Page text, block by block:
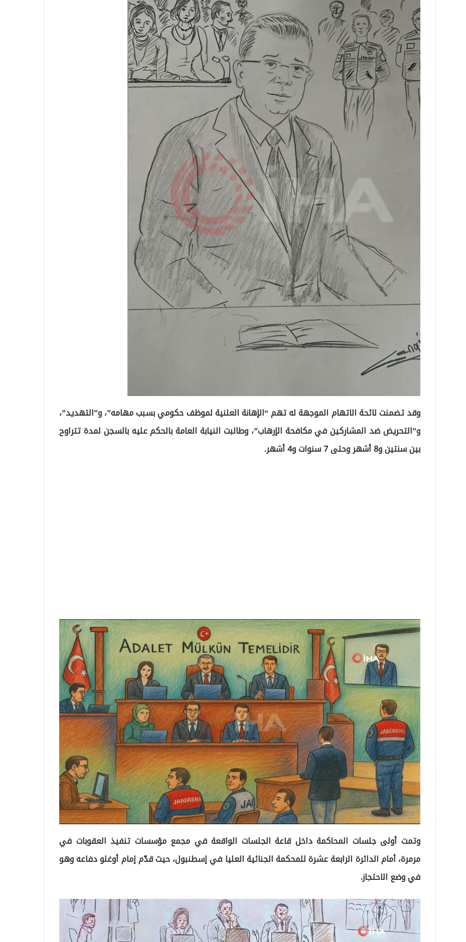
وقد تضمنت لائحة الاتهام الموجهة له تهم “الإهانة العلنية لموظف حكومي بسبب مهامه”، و”التهديد”،
و”التحريض ضد المشاركين في مكافحة الإرهاب”، وطالبت النيابة العامة بالحكم عليه بالسجن لمدة تتراوح
بين سنتين و8 أشهر وحتى 7 سنوات و4 أشهر.
وتمت أولى جلسات المحاكمة داخل قاعة الجلسات الواقعة في مجمع مؤسسات تنفيذ العقوبات في
مرمرة، أمام الدائرة الرابعة عشرة للمحكمة الجنائية العليا في إسطنبول، حيث قدّم إمام أوغلو دفاعه وهو
في وضع الاحتجاز.